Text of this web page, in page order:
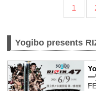
1
Yogibo presents